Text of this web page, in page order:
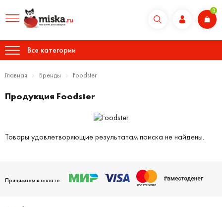
0
Все категории
Главная Бренды Foodster
Продукция Foodster
Товары удовлетворяющие результатам поиска не найдены.
Принимаем к оплате: